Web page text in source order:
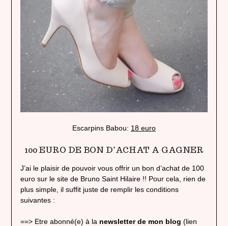
Escarpins Babou: 18 euro
100 EURO DE BON D’ACHAT A GAGNER
J’ai le plaisir de pouvoir vous offrir un bon d’achat de 100
euro sur le site de Bruno Saint Hilaire !! Pour cela, rien de
plus simple, il suffit juste de remplir les conditions
suivantes :
==> Etre abonné(e) à la newsletter de mon blog (lien